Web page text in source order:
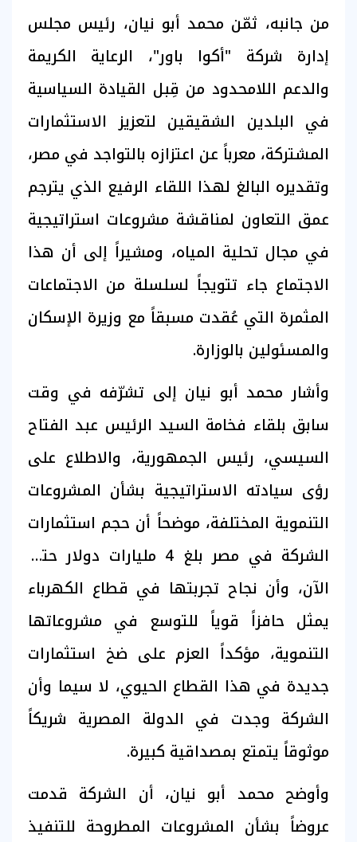
من جانبه، ثمّن محمد أبو نيان، رئيس مجلس
إدارة شركة "أكوا باور"، الرعاية الكريمة
والدعم اللامحدود من قِبل القيادة السياسية
في البلدين الشقيقين لتعزيز الاستثمارات
المشتركة، معرباً عن اعتزازه بالتواجد في مصر،
وتقديره البالغ لهذا اللقاء الرفيع الذي يترجم
عمق التعاون لمناقشة مشروعات استراتيجية
في مجال تحلية المياه، ومشيراً إلى أن هذا
الاجتماع جاء تتويجاً لسلسلة من الاجتماعات
المثمرة التي عُقدت مسبقاً مع وزيرة الإسكان
والمسئولين بالوزارة.
وأشار محمد أبو نيان إلى تشرّفه في وقت
سابق بلقاء فخامة السيد الرئيس عبد الفتاح
السيسي، رئيس الجمهورية، والاطلاع على
رؤى سيادته الاستراتيجية بشأن المشروعات
التنموية المختلفة، موضحاً أن حجم استثمارات
الشركة في مصر بلغ 4 مليارات دولار حتى
الآن، وأن نجاح تجربتها في قطاع الكهرباء
يمثل حافزاً قوياً للتوسع في مشروعاتها
التنموية، مؤكداً العزم على ضخ استثمارات
جديدة في هذا القطاع الحيوي، لا سيما وأن
الشركة وجدت في الدولة المصرية شريكاً
موثوقاً يتمتع بمصداقية كبيرة.
وأوضح محمد أبو نيان، أن الشركة قدمت
عروضاً بشأن المشروعات المطروحة للتنفيذ